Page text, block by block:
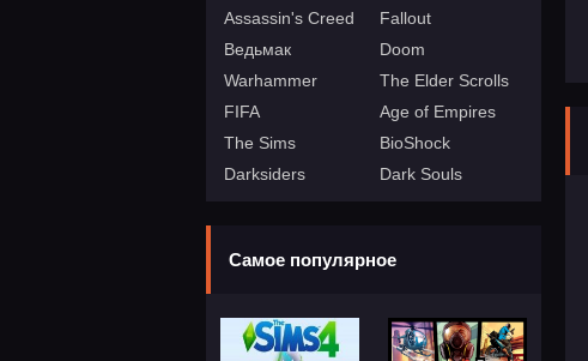
Assassin's Creed
Fallout
Ведьмак
Doom
Warhammer
The Elder Scrolls
FIFA
Age of Empires
The Sims
BioShock
Darksiders
Dark Souls
Самое популярное